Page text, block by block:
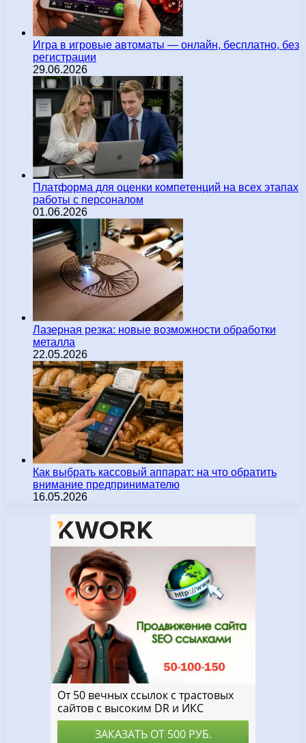
Игра в игровые автоматы — онлайн, бесплатно, без
регистрации
29.06.2026
Платформа для оценки компетенций на всех этапах
работы с персоналом
01.06.2026
Лазерная резка: новые возможности обработки
металла
22.05.2026
Как выбрать кассовый аппарат: на что обратить
внимание предпринимателю
16.05.2026